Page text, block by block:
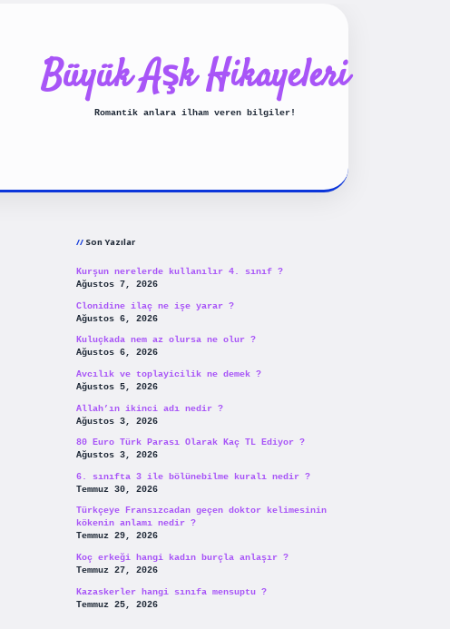
Büyük Aşk Hikayeleri
Romantik anlara ilham veren bilgiler!
Son Yazılar
Kurşun nerelerde kullanılır 4. sınıf ?
Ağustos 7, 2026
Clonidine ilaç ne işe yarar ?
Ağustos 6, 2026
Kuluçkada nem az olursa ne olur ?
Ağustos 6, 2026
Avcılık ve toplayicilik ne demek ?
Ağustos 5, 2026
Allah’ın ikinci adı nedir ?
Ağustos 3, 2026
80 Euro Türk Parası Olarak Kaç TL Ediyor ?
Ağustos 3, 2026
6. sınıfta 3 ile bölünebilme kuralı nedir ?
Temmuz 30, 2026
Türkçeye Fransızcadan geçen doktor kelimesinin
kökenin anlamı nedir ?
Temmuz 29, 2026
Koç erkeği hangi kadın burçla anlaşır ?
Temmuz 27, 2026
Kazaskerler hangi sınıfa mensuptu ?
Temmuz 25, 2026